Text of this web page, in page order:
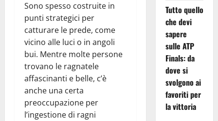
Sono spesso costruite in
punti strategici per
catturare le prede, come
vicino alle luci o in angoli
bui. Mentre molte persone
trovano le ragnatele
affascinanti e belle, c’è
anche una certa
preoccupazione per
l’ingestione di ragni
Tutto quello
che devi
sapere
sulle ATP
Finals: da
dove si
svolgono ai
favoriti per
la vittoria